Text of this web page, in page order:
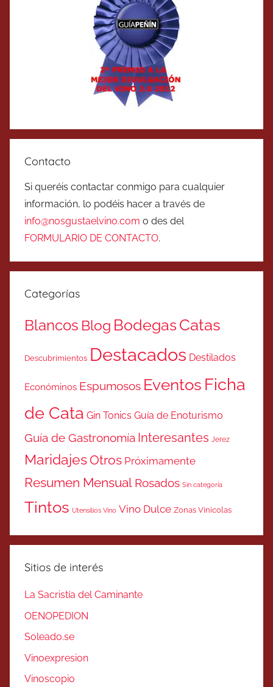
Contacto
Si queréis contactar conmigo para cualquier
información, lo podéis hacer a través de
info@nosgustaelvino.com o des del
FORMULARIO DE CONTACTO.
Categorías
Blancos Blog BodegasCatas
Descubrimientos Destacados Destilados
Económinos Espumosos Eventos Ficha
de Cata Gin Tonics Guía de Enoturismo
Guía de Gastronomía Interesantes Jerez
MaridajesOtros Próximamente
Resumen Mensual Rosados Sin categoría
Tintos Utensilios Vino Vino Dulce Zonas Vinicolas
Sitios de interés
La Sacristía del Caminante
OENOPEDION
Soleado.se
Vinoexpresion
Vinoscopio